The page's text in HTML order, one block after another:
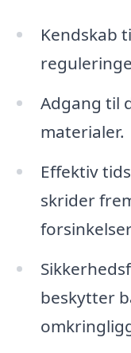
Kendskab
Adgang til
materialer.
Effektiv
skrider
beskytter